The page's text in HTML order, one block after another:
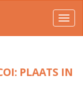
PLAATS IN